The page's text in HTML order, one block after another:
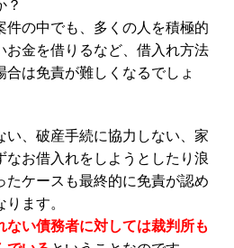
？
件の中でも、多くの人を積極的
お金を借りるなど、借入れ方法
は免責が難しくなるでしょ
い、破産手続に協力しない、家
なお借入れをしようとしたり浪
たケースも最終的に免責が認め
ます。
ない債務者に対しては裁判所も